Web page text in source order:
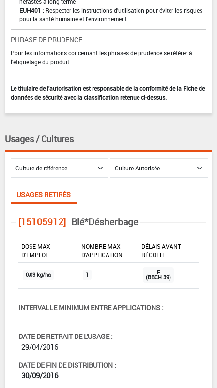
EUH401 : Respecter les instructions d'utilisation pour éviter les risques
pour la santé humaine et l'environnement
PHRASE DE PRUDENCE
Pour les informations concernant les phrases de prudence se référer à
l'étiquetage du produit.
Le titulaire de l'autorisation est responsable de la conformité de la Fiche de
données de sécurité avec la classification retenue ci-dessus.
Usages / Cultures
USAGES RETIRÉS
[15105912] Blé*Désherbage
DOSE MAX
D'EMPLOI
NOMBRE MAX
D'APPLICATION
DÉLAIS AVANT
RÉCOLTE
0,03 kg/ha 1 F
(BBCH 39)
INTERVALLE MINIMUM ENTRE APPLICATIONS :
-
DATE DE RETRAIT DE L'USAGE :
29/04/2016
DATE DE FIN DE DISTRIBUTION :
30/09/2016